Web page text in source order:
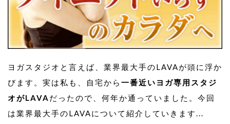
ヨガスタジオと言えば、業界最大手のLAVAが頭に浮か
びます。実は私も、自宅から 一番近いヨガ専用スタジ
オがLAVA だったので、何年か通っていました。今回
は業界最大手のLAVAについて紹介していきます...